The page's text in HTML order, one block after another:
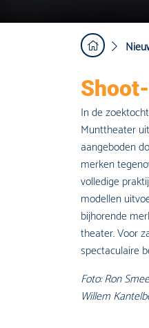
In de
Munttheater
aangeboden
merken
volledige
modellen
bijhorende
theater. Voor
spectaculaire
Foto: Ron
Willem